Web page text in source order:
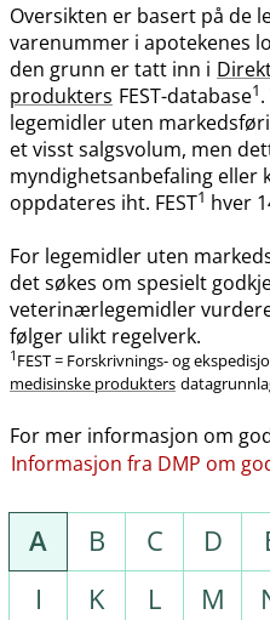
Oversikten er basert på de
varenummer i apotekenes
den grunn er tatt inn i
produkters FEST-database1
legemidler uten
et visst salgsvolum, men
myndighetsanbefaling eller
oppdateres iht. FEST1 hver
For legemidler uten
det søkes om spesielt
veterinærlegemidler
følger ulikt regelverk.
1 FEST = Forskrivnings- og
medisinske produkters
For mer informasjon om
Informasjon fra DMP om
A B C D
I
K L M